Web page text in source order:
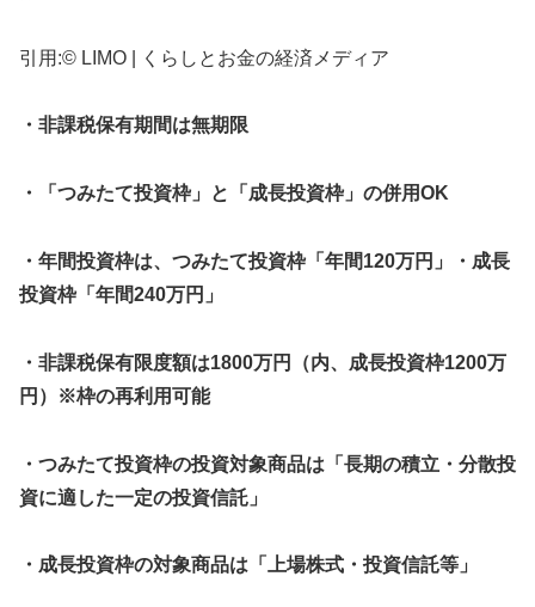
引用:© LIMO | くらしとお金の経済メディア
・非課税保有期間は無期限
・「つみたて投資枠」と「成長投資枠」の併用OK
・年間投資枠は、つみたて投資枠「年間120万円」・成長
投資枠「年間240万円」
・非課税保有限度額は1800万円（内、成長投資枠1200万
円）※枠の再利用可能
・つみたて投資枠の投資対象商品は「長期の積立・分散投
資に適した一定の投資信託」
・成長投資枠の対象商品は「上場株式・投資信託等」